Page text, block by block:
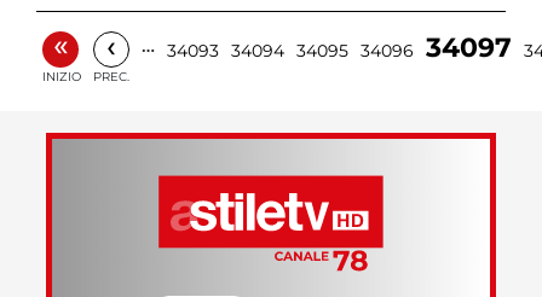
«
INIZIO
‹
PREC.
… 34093 34094 34095 34096 34097